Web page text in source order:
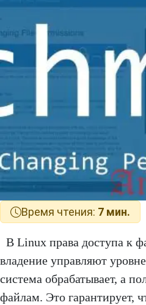
Время чтения: 7 мин.
В Linux права доступа к
владение управляют
система обрабатывает, а
файлам. Это гарантирует,